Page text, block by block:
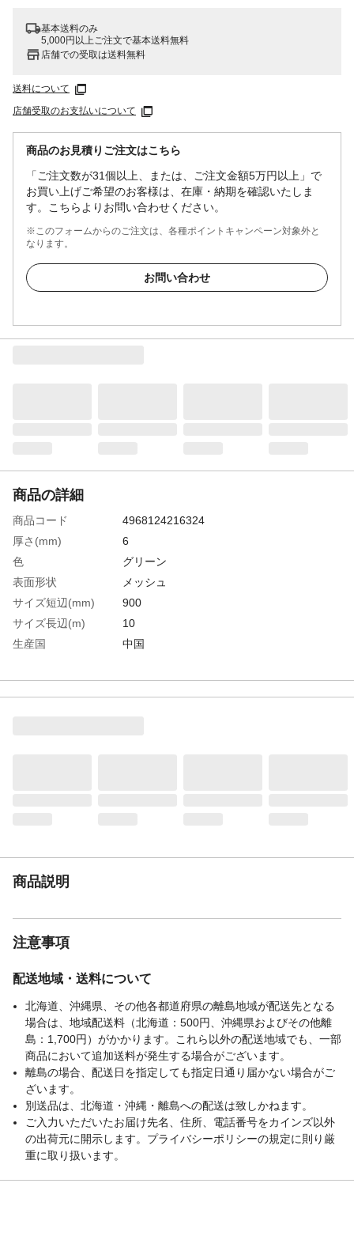
基本送料のみ
5,000円以上ご注文で基本送料無料
店舗での受取は送料無料
送料について
店舗受取のお支払いについて
商品のお見積りご注文はこちら
「ご注文数が31個以上、または、ご注文金額5万円以上」で
お買い上げご希望のお客様は、在庫・納期を確認いたしま
す。こちらよりお問い合わせください。
※このフォームからのご注文は、各種ポイントキャンペーン対象外と
なります。
お問い合わせ
商品の詳細
商品コード
4968124216324
厚さ(mm)
6
色
グリーン
表面形状
メッシュ
サイズ短辺(mm)
900
サイズ長辺(m)
10
生産国
中国
材質1
ポリ塩化ビニール（PVC)
商品説明
注意事項
配送地域・送料について
北海道、沖縄県、その他各都道府県の離島地域が配送先となる
場合は、地域配送料（北海道：500円、沖縄県およびその他離
島：1,700円）がかかります。これら以外の配送地域でも、一部
商品において追加送料が発生する場合がございます。
離島の場合、配送日を指定しても指定日通り届かない場合がご
ざいます。
別送品は、北海道・沖縄・離島への配送は致しかねます。
ご入力いただいたお届け先名、住所、電話番号をカインズ以外
の出荷元に開示します。プライバシーポリシーの規定に則り厳
重に取り扱います。